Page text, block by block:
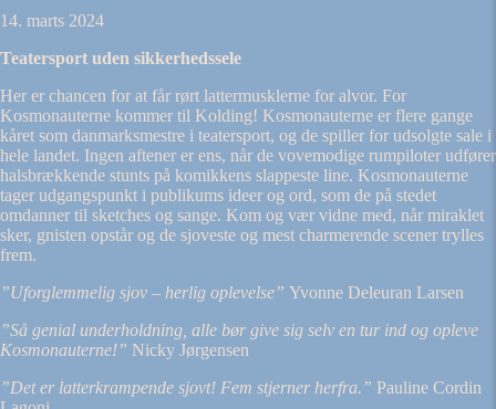
14. marts 2024
Teatersport uden sikkerhedssele
Her er chancen for at får rørt lattermusklerne for alvor. For
Kosmonauterne kommer til Kolding! Kosmonauterne er flere gange
kåret som danmarksmestre i teatersport, og de spiller for udsolgte sale i
hele landet. Ingen aftener er ens, når de vovemodige rumpiloter udfører
halsbrækkende stunts på komikkens slappeste line. Kosmonauterne
tager udgangspunkt i publikums ideer og ord, som de på stedet
omdanner til sketches og sange. Kom og vær vidne med, når miraklet
sker, gnisten opstår og de sjoveste og mest charmerende scener trylles
frem.
”Uforglemmelig sjov – herlig oplevelse” Yvonne Deleuran Larsen
”Så genial underholdning, alle bør give sig selv en tur ind og opleve
Kosmonauterne!” Nicky Jørgensen
”Det er latterkrampende sjovt! Fem stjerner herfra.” Pauline Cordin